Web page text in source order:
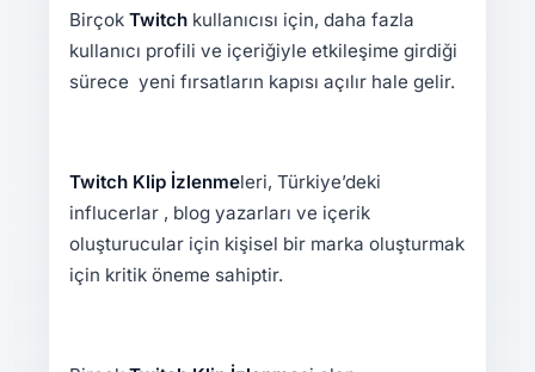
Birçok Twitch kullanıcısı için, daha fazla
kullanıcı profili ve içeriğiyle etkileşime girdiği
sürece yeni fırsatların kapısı açılır hale gelir.
Twitch Klip İzlenmeleri, Türkiye’deki
influcerlar , blog yazarları ve içerik
oluşturucular için kişisel bir marka oluşturmak
için kritik öneme sahiptir.